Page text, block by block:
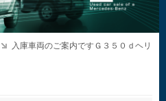
入庫車両のご案内ですＧ３５０ｄヘリ